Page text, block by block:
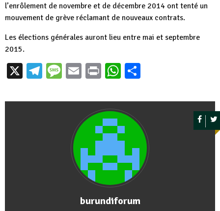
l’enrôlement de novembre et de décembre 2014 ont tenté un
mouvement de grève réclamant de nouveaux contrats.
Les élections générales auront lieu entre mai et septembre
2015.
X Telegram
Message
EmailPrintWhatsApp
burundiforum